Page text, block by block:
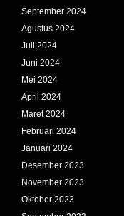
September 2024
Agustus 2024
Juli 2024
Juni 2024
Mei 2024
April 2024
Maret 2024
Februari 2024
Januari 2024
Desember 2023
November 2023
Oktober 2023